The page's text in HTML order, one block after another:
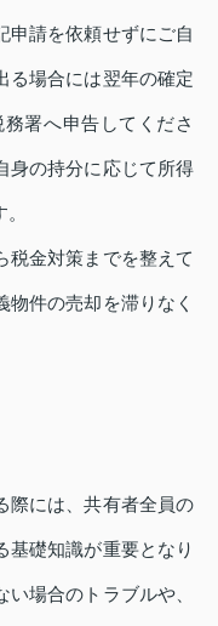
申請を依頼せずにご自
る場合には翌年の確定
署へ申告してくださ
身の持分に応じて所得
税金対策までを整えて
件の売却を滞りなく
際には、共有者全員の
基礎知識が重要となり
場合のトラブルや、